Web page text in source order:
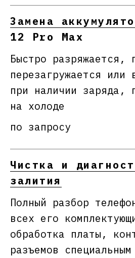
Замена
12 Pro Max
Быстро разряжается,
перезагружается или
при наличии заряда,
на холоде
по запросу
Чистка и
залития
Полный разбор
всех его
обработка платы,
разъемов